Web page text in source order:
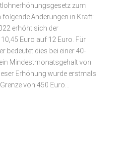
zum
folgende Änderungen in Kraft:
erhöht sich der
Euro auf 12 Euro. Für
bedeutet dies bei einer 40-
Mindestmonatsgehalt von
Erhöhung wurde erstmals
von 450 Euro...